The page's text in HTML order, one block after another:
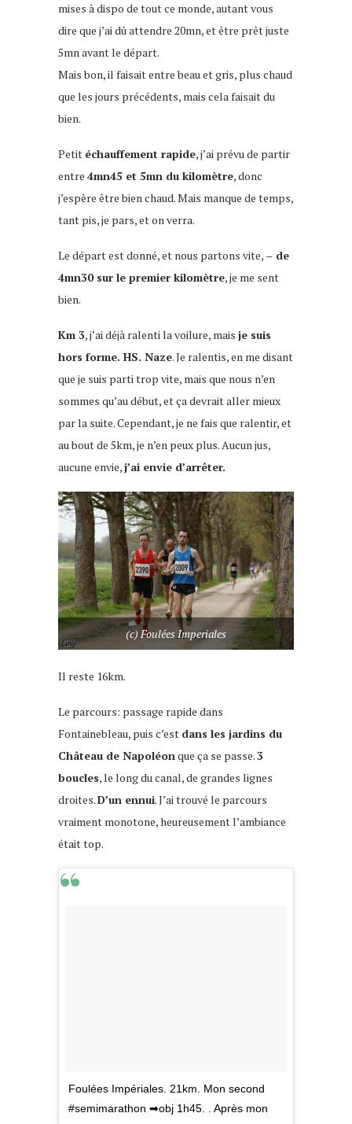
mises à dispo de tout ce monde, autant vous
dire que j’ai dû attendre 20mn, et être prêt juste
5mn avant le départ.
Mais bon, il faisait entre beau et gris, plus chaud
que les jours précédents, mais cela faisait du
bien.
Petit échauffement rapide, j’ai prévu de partir
entre 4mn45 et 5mn du kilomètre, donc
j’espère être bien chaud. Mais manque de temps,
tant pis, je pars, et on verra.
Le départ est donné, et nous partons vite, – de
4mn30 sur le premier kilomètre, je me sent
bien.
Km 3, j’ai déjà ralenti la voilure, mais je suis
hors forme. HS. Naze. Je ralentis, en me disant
que je suis parti trop vite, mais que nous n’en
sommes qu’au début, et ça devrait aller mieux
par la suite. Cependant, je ne fais que ralentir, et
au bout de 5km, je n’en peux plus. Aucun jus,
aucune envie,j’ai envie d’arrêter.
(c) Foulées Imperiales
Il reste 16km.
Le parcours: passage rapide dans
Fontainebleau, puis c’est dans les jardins du
Château de Napoléon que ça se passe.3
boucles, le long du canal, de grandes lignes
droites.D’un ennui. J’ai trouvé le parcours
vraiment monotone, heureusement l’ambiance
était top.
Foulées Impériales. 21km. Mon second
#semimarathon ➡obj 1h45. . Après mon